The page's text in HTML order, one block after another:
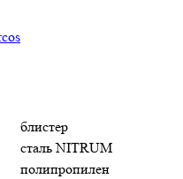
блистер
сталь NITRUM
полипропилен